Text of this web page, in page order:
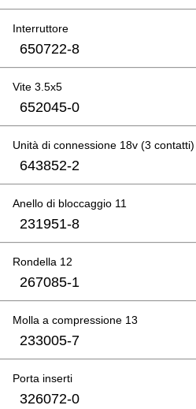
Interruttore
650722-8
Vite 3.5x5
652045-0
Unità di connessione 18v (3 contatti)
643852-2
Anello di bloccaggio 11
231951-8
Rondella 12
267085-1
Molla a compressione 13
233005-7
Porta inserti
326072-0